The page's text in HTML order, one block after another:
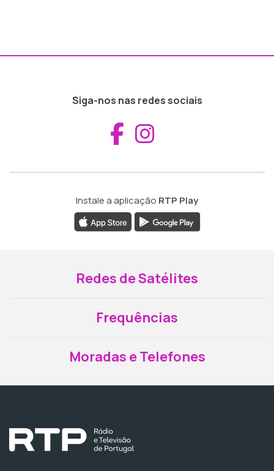
Siga-nos nas redes sociais
Aceder ao
Instale a aplicação RTP Play
Redes de Satélites
Frequências
Moradas e Telefones